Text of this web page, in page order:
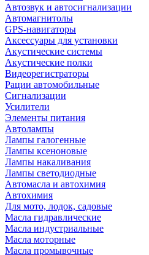
Автозвук и автосигнализации
Автомагнитолы
GPS-навигаторы
Аксессуары для установки
Акустические системы
Акустические полки
Видеорегистраторы
Рации автомобильные
Сигнализации
Усилители
Элементы питания
Автолампы
Лампы галогенные
Лампы ксеноновые
Лампы накаливания
Лампы светодиодные
Автомасла и автохимия
Автохимия
Для мото, лодок, садовые
Масла гидравлические
Масла индустриальные
Масла моторные
Масла промывочные